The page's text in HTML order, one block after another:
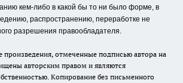
кем-либо в какой бы то ни было форме, в
распространению, переработке не
разрешения правообладателя.
произведения, отмеченные подписью автора на
авторским правом и являются
Копирование без письменного